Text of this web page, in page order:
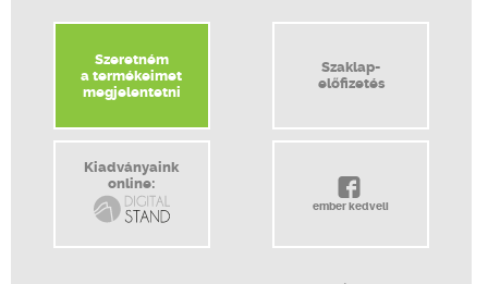
Szeretném
a termékeimet
megjelentetni
Szaklap-
előfizetés
Kiadványaink
online:
ember kedveli